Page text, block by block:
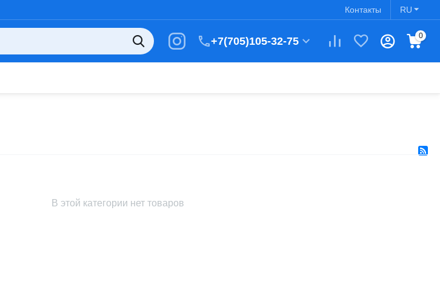
RU
Контакты
+7(705)105-32-75 0
В этой категории нет товаров